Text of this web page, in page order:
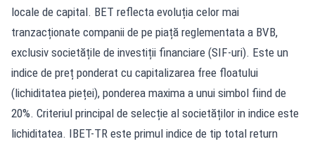
locale de capital. BET reflecta evoluția celor mai
tranzacționate companii de pe piață reglementata a BVB,
exclusiv societățile de investiții financiare (SIF-uri). Este un
indice de preț ponderat cu capitalizarea free floatului
(lichiditatea pieței), ponderea maxima a unui simbol fiind de
20%. Criteriul principal de selecție al societăților in indice este
lichiditatea. IBET-TR este primul indice de tip total return